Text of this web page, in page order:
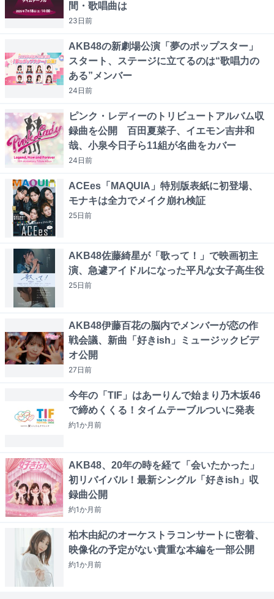
間・歌唱曲は
23日前
AKB48の新劇場公演「夢のポップスター」
スタート、ステージに立てるのは“歌唱力の
ある”メンバー
24日前
ピンク・レディーのトリビュートアルバム収
録曲を公開 百田夏菜子、イエモン吉井和
哉、小泉今日子ら11組が名曲をカバー
24日前
ACEes「MAQUIA」特別版表紙に初登場、
モナキは全力でメイク崩れ検証
25日前
AKB48佐藤綺星が「歌って！」で映画初主
演、急遽アイドルになった平凡な女子高生役
25日前
AKB48伊藤百花の脳内でメンバーが恋の作
戦会議、新曲「好きish」ミュージックビデ
オ公開
27日前
今年の「TIF」はあーりんで始まり乃木坂46
で締めくくる！タイムテーブルついに発表
約1か月前
AKB48、20年の時を経て「会いたかった」
初リバイバル！最新シングル「好きish」収
録曲公開
約1か月前
柏木由紀のオーケストラコンサートに密着、
映像化の予定がない貴重な本編を一部公開
約1か月前